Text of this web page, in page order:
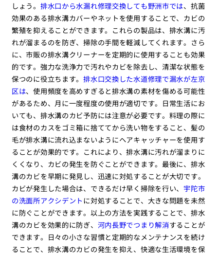
しょう。 排水口から水漏れ修理交換しても野洲市では、抗菌
効果のある排水溝カバーやネットを使用することで、カビの
繁殖を抑えることができます。これらの製品は、排水溝に汚
れが溜まるのを防ぎ、掃除の手間を軽減してくれます。さら
に、市販の排水溝クリーナーを定期的に使用することも効果
的です。強力な洗浄力で汚れやカビを除去し、清潔な状態を
保つのに役立ちます。排水口交換した水道修理で漏水が左京
区は、使用頻度を高めすぎると排水溝の素材を傷める可能性
があるため、月に一度程度の使用が適切です。日常生活にお
いても、排水溝のカビ予防には注意が必要です。料理の際に
は食材のカスをゴミ箱に捨ててから洗い物をすること、髪の
毛が排水溝に流れ込まないようにヘアキャッチャーを使用す
ることが効果的です。これにより、排水溝に汚れが溜まりに
くくなり、カビの発生を防ぐことができます。最後に、排水
溝のカビを早期に発見し、迅速に対処することが大切です。
カビが発生した場合は、できるだけ早く掃除を行い、 宇陀市
の洗面所アクシデントに対処することで、大きな問題を未然
に防ぐことができます。以上の方法を実践することで、排水
溝のカビを効果的に防ぎ、 河内長野でつまり解消することが
できます。日々の小さな習慣と定期的なメンテナンスを続け
ることで、排水溝のカビの発生を抑え、快適な生活環境を保